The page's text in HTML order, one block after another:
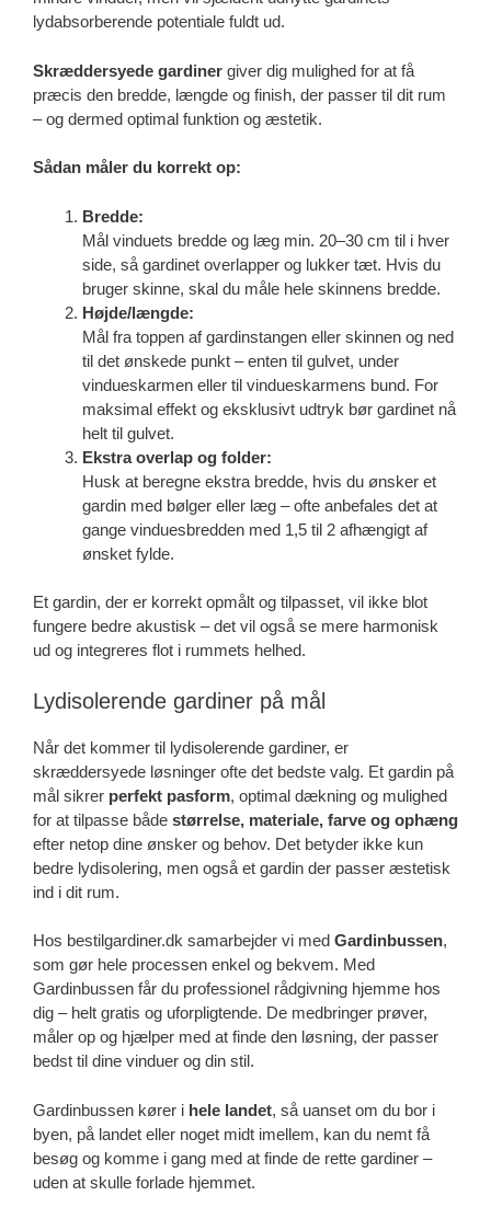
lydabsorberende potentiale fuldt ud.
Skræddersyede gardiner giver dig mulighed for at få
præcis den bredde, længde og finish, der passer til dit rum
– og dermed optimal funktion og æstetik.
Sådan måler du korrekt op:
Bredde:
Mål vinduets bredde og læg min. 20–30 cm til i hver
side, så gardinet overlapper og lukker tæt. Hvis du
bruger skinne, skal du måle hele skinnens bredde.
Højde/længde:
Mål fra toppen af gardinstangen eller skinnen og ned
til det ønskede punkt – enten til gulvet, under
vindueskarmen eller til vindueskarmens bund. For
maksimal effekt og eksklusivt udtryk bør gardinet nå
helt til gulvet.
Ekstra overlap og folder:
Husk at beregne ekstra bredde, hvis du ønsker et
gardin med bølger eller læg – ofte anbefales det at
gange vinduesbredden med 1,5 til 2 afhængigt af
ønsket fylde.
Et gardin, der er korrekt opmålt og tilpasset, vil ikke blot
fungere bedre akustisk – det vil også se mere harmonisk
ud og integreres flot i rummets helhed.
Lydisolerende gardiner på mål
Når det kommer til lydisolerende gardiner, er
skræddersyede løsninger ofte det bedste valg. Et gardin på
mål sikrer perfekt pasform, optimal dækning og mulighed
for at tilpasse både størrelse, materiale, farve og ophæng
efter netop dine ønsker og behov. Det betyder ikke kun
bedre lydisolering, men også et gardin der passer æstetisk
ind i dit rum.
Hos bestilgardiner.dk samarbejder vi med Gardinbussen,
som gør hele processen enkel og bekvem. Med
Gardinbussen får du professionel rådgivning hjemme hos
dig – helt gratis og uforpligtende. De medbringer prøver,
måler op og hjælper med at finde den løsning, der passer
bedst til dine vinduer og din stil.
Gardinbussen kører i hele landet, så uanset om du bor i
byen, på landet eller noget midt imellem, kan du nemt få
besøg og komme i gang med at finde de rette gardiner –
uden at skulle forlade hjemmet.